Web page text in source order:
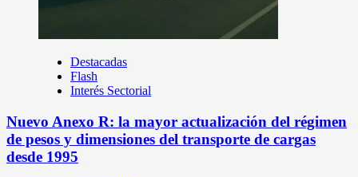
Destacadas
Flash
Interés Sectorial
Nuevo Anexo R: la mayor actualización del régimen
de pesos y dimensiones del transporte de cargas
desde 1995